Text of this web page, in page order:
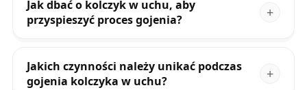
Jak dbać o kolczyk w uchu, aby
przyspieszyć proces gojenia?
Jakich czynności należy unikać podczas
gojenia kolczyka w uchu?